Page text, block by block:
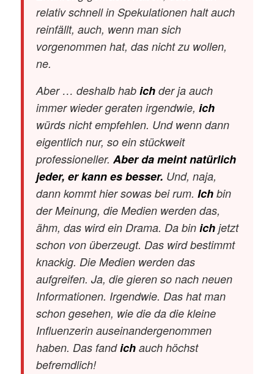
relativ schnell in Spekulationen halt auch
reinfällt, auch, wenn man sich
vorgenommen hat, das nicht zu wollen,
ne.
Aber … deshalb hab ichder ja auch
immer wieder geraten irgendwie, ich
würds nicht empfehlen. Und wenn dann
eigentlich nur, so ein stückweit
professioneller. Aber da meint natürlich
jeder, er kann es besser. Und, naja,
dann kommt hier sowas bei rum. Ichbin
der Meinung, die Medien werden das,
ähm, das wird ein Drama. Da bin ichjetzt
schon von überzeugt. Das wird bestimmt
knackig. Die Medien werden das
aufgreifen. Ja, die gieren so nach neuen
Informationen. Irgendwie. Das hat man
schon gesehen, wie die da die kleine
Influenzerin auseinandergenommen
haben. Das fandichauch höchst
befremdlich!